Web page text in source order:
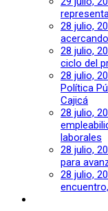
28 julio,
28 julio,
ciclo del
28 julio,
Política
Cajicá
28 julio,
laborales
28 julio,
para
28 julio,